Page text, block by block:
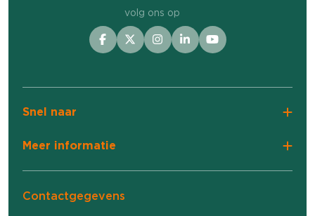
volg ons op
Snel naar
Meer informatie
Contactgegevens